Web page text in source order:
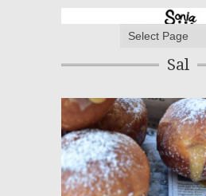
Sal